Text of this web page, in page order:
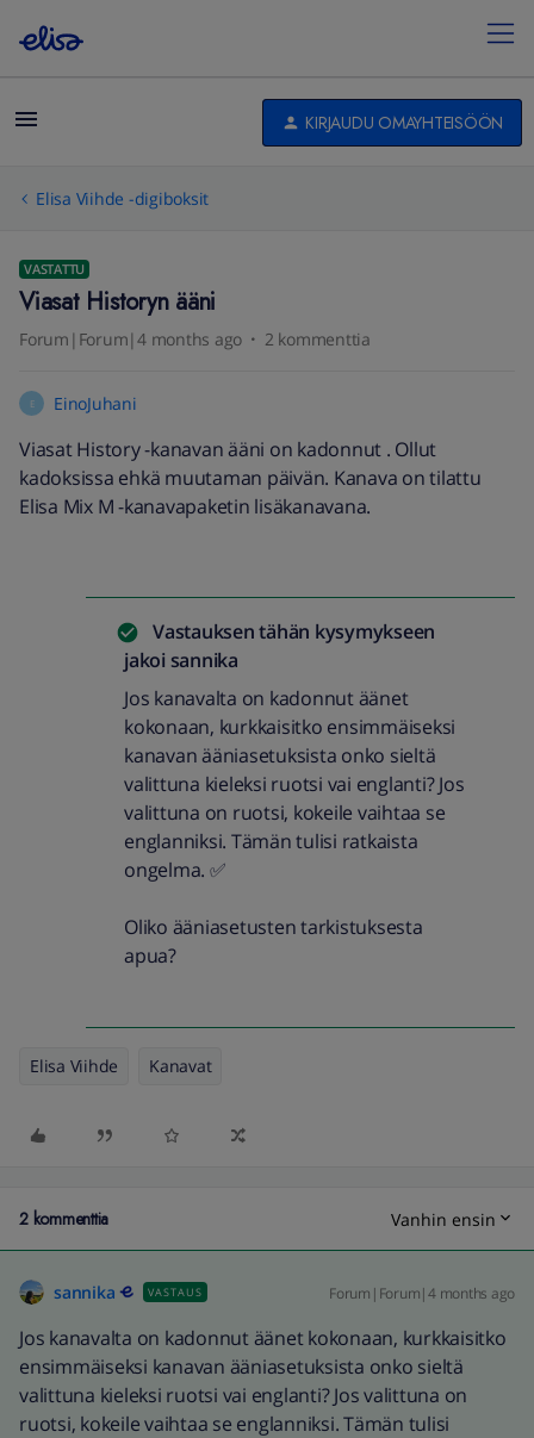
KIRJAUDU OMAYHTEISÖÖN
Elisa Viihde -digiboksit
VASTATTU
Viasat Historyn ääni
Forum|Forum|4 months ago 2 kommenttia
E EinoJuhani
Viasat History -kanavan ääni on kadonnut . Ollut
kadoksissa ehkä muutaman päivän. Kanava on tilattu
Elisa Mix M -kanavapaketin lisäkanavana.
Vastauksen tähän kysymykseen
jakoi sannika
Jos kanavalta on kadonnut äänet
kokonaan, kurkkaisitko ensimmäiseksi
kanavan ääniasetuksista onko sieltä
valittuna kieleksi ruotsi vai englanti? Jos
valittuna on ruotsi, kokeile vaihtaa se
englanniksi. Tämän tulisi ratkaista
ongelma. ✅
Oliko ääniasetusten tarkistuksesta
apua?
Elisa Viihde Kanavat
2 kommenttia Vanhin ensin
sannika VASTAUS Forum|Forum|4 months ago
Jos kanavalta on kadonnut äänet kokonaan, kurkkaisitko
ensimmäiseksi kanavan ääniasetuksista onko sieltä
valittuna kieleksi ruotsi vai englanti? Jos valittuna on
ruotsi, kokeile vaihtaa se englanniksi. Tämän tulisi